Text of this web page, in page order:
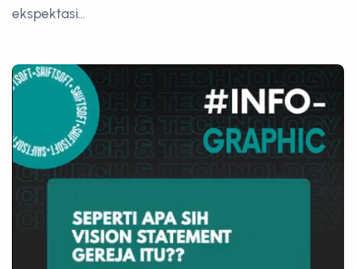
ekspektasi...